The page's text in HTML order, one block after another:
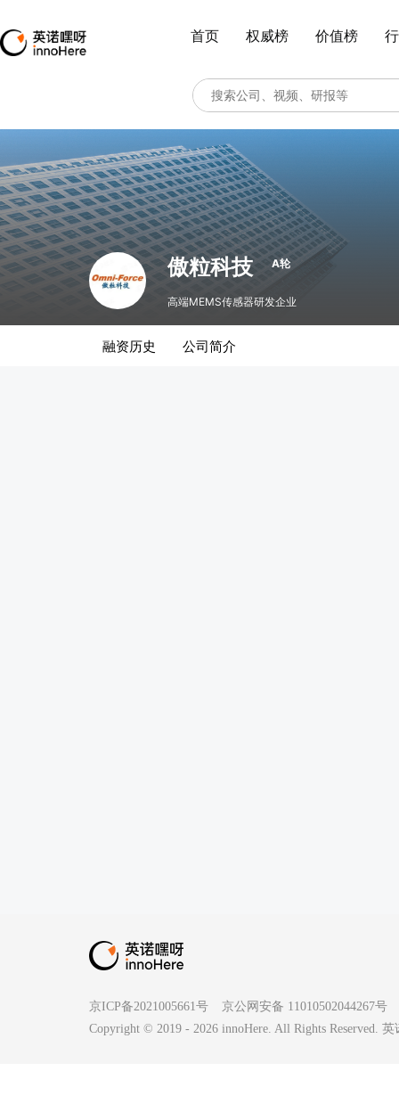
首页 权威榜 价值榜
傲粒科技 A轮
高端MEMS传感器研发企业
融资历史 公司简介
京ICP备2021005661号
京公网安备 11010502044267号
Copyright © 2019 - 2026 innoHere. All Rights Reserved.